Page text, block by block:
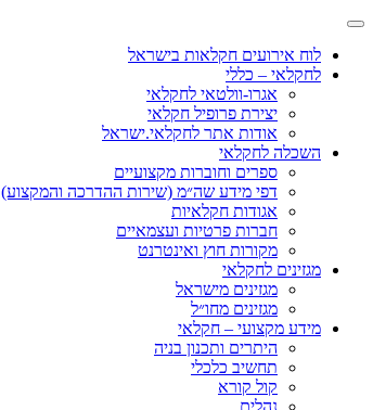
לוח אירועים חקלאות בישראל
לחקלאי – כללי
אגרו-וולטאי לחקלאי
יצירת פרופיל חקלאי
אודות אתר לחקלאי.ישראל
השכלה לחקלאי
ספרים וחוברות מקצועיים
דפי מידע שה״מ (שירות ההדרכה והמקצוע)
אגודות חקלאיות
חברות פרטיות ועצמאיים
מקורות חוץ ואינטרנט
מגזינים לחקלאי
מגזינים מישראל
מגזינים מחו״ל
מידע מקצועי – חקלאי
היתרים ותכנון בניה
תחשיב כלכלי
קול קורא
נהלים